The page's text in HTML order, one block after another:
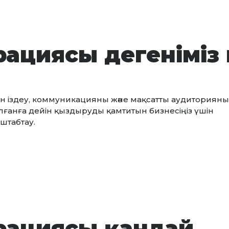
дегеніміз
іздеу, коммуникацияны және мақсатты аудиторияны
дейін қыздыруды қамтитын бизнесіңіз үшін